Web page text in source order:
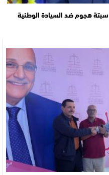
هجوم ضد السيادة الوطنية